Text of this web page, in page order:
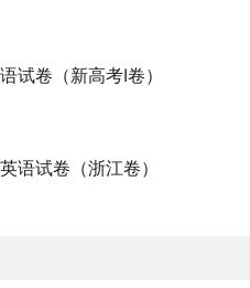
试卷（新高考Ⅰ卷）
语试卷（浙江卷）